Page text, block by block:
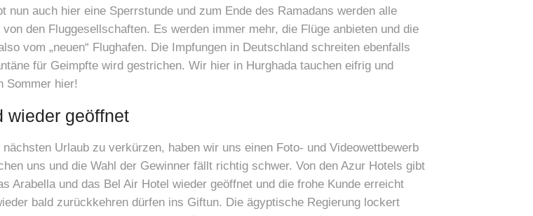
auch hier eine Sperrstunde und zum Ende des Ramadans werden alle
den Fluggesellschaften. Es werden immer mehr, die Flüge anbieten und die
vom „neuen“ Flughafen. Die Impfungen in Deutschland schreiten ebenfalls
für Geimpfte wird gestrichen. Wir hier in Hurghada tauchen eifrig und
Sommer hier!
wieder geöffnet
Urlaub zu verkürzen, haben wir uns einen Foto- und Videowettbewerb
uns und die Wahl der Gewinner fällt richtig schwer. Von den Azur Hotels gibt
Arabella und das Bel Air Hotel wieder geöffnet und die frohe Kunde erreicht
bald zurückkehren dürfen ins Giftun. Die ägyptische Regierung lockert